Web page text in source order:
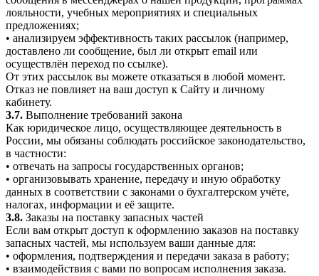
лояльности, учебных мероприятиях и специальных
предложениях;
• анализируем эффективность таких рассылок (например,
доставлено ли сообщение, был ли открыт email или
осуществлён переход по ссылке).
От этих рассылок вы можете отказаться в любой момент.
Отказ не повлияет на ваш доступ к Сайту и личному
кабинету.
3.7. Выполнение требований закона
Как юридическое лицо, осуществляющее деятельность в
России, мы обязаны соблюдать российское законодательство,
в частности:
• отвечать на запросы государственных органов;
• организовывать хранение, передачу и иную обработку
данных в соответствии с законами о бухгалтерском учёте,
налогах, информации и её защите.
3.8. Заказы на поставку запасных частей
Если вам открыт доступ к оформлению заказов на поставку
запасных частей, мы используем ваши данные для:
• оформления, подтверждения и передачи заказа в работу;
• взаимодействия с вами по вопросам исполнения заказа.